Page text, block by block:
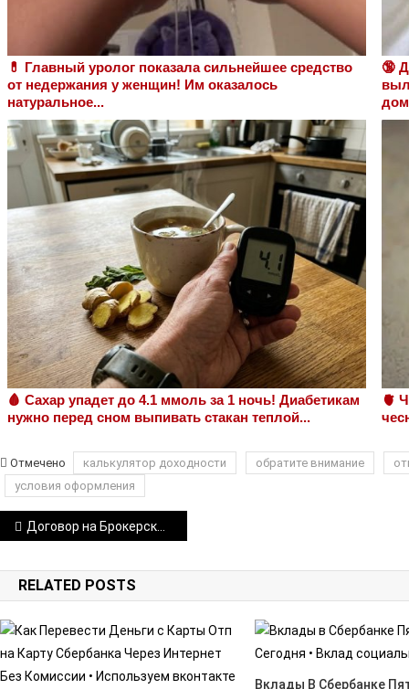
💊 Главный уролог показала сильнейшее средство
от недержания у женщин! Им оказалось
натуральное...
🔞
🩸 Сахар упадет до 4.1 ммоль за 1 ночь! Диабетикам
нужно перед сном выпивать стакан теплой...
🫀
Отмечено калькулятор доходности обратите внимание
условия оформления
Навигация
по
записям
Договор на Брокерское Обслуживание Сбербанк Для Налоговой Где Получить • Через сбербанконлайн
RELATED POSTS
Вклады В Сбербанке